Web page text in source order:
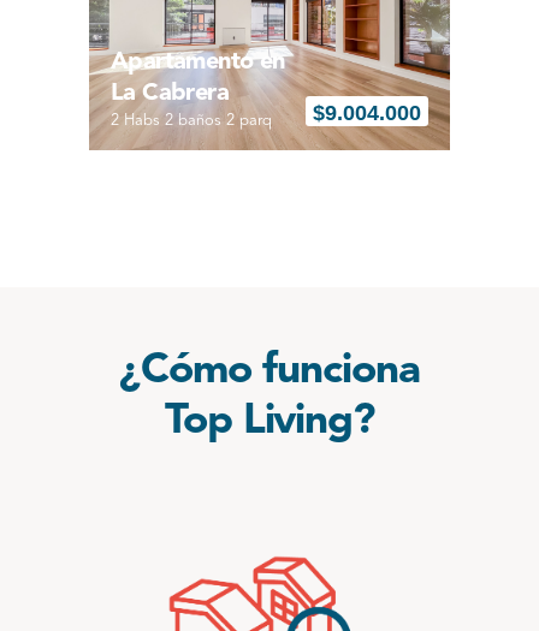
Apartamento en
La Cabrera
2 Habs 2 baños 2 parq $9.004.000
¿Cómo funciona
Top Living?